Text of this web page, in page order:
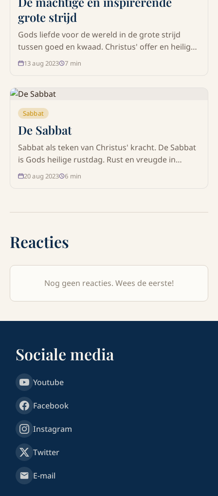
grote strijd
Gods liefde voor de wereld in de grote strijd
tussen goed en kwaad. Christus' offer en heilige
roeping voor de wereld.
13 aug 2023 7 min
Sabbat
De Sabbat
Sabbat als teken van Christus' kracht. De Sabbat
is Gods heilige rustdag. Rust en vreugde in
Christus. Natuur nodigt uit tot rust. Mensenzoon
is de Heer van de Sabbat.
20 aug 2023 6 min
Reacties
Nog geen reacties. Wees de eerste!
Sociale media
Youtube
Facebook
Instagram
Twitter
E-mail